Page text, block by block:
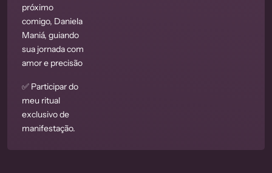
próximo
comigo, Daniela
Maniá, guiando
sua jornada com
amor e precisão
✅ Participar do
meu ritual
exclusivo de
manifestação.